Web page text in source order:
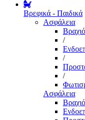
Βρεφικά - Παιδικά
Ασφάλεια
/
/
/
Ασφάλεια